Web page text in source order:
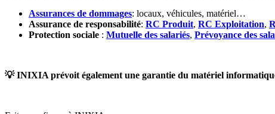
Assurances de dommages: locaux, véhicules, matériel…
Assurance de responsabilité: RC Produit, RC Exploitation,
Protection sociale : Mutuelle des salariés, Prévoyance des
💡INIXIA prévoit également une garantie du matériel